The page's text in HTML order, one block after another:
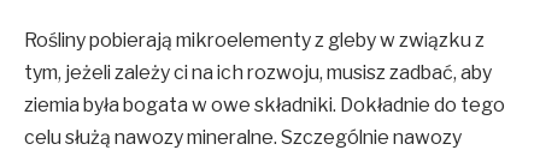
Rośliny pobierają mikroelementy z gleby w związku z
tym, jeżeli zależy ci na ich rozwoju, musisz zadbać, aby
ziemia była bogata w owe składniki. Dokładnie do tego
celu służą nawozy mineralne. Szczególnie nawozy